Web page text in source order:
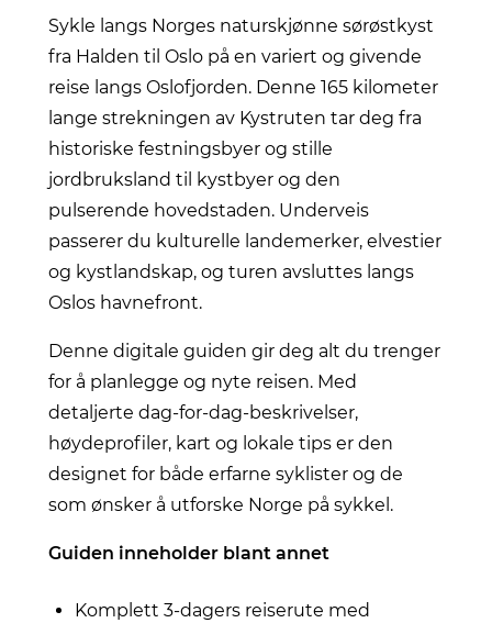
Sykle langs Norges naturskjønne sørøstkyst
fra Halden til Oslo på en variert og givende
reise langs Oslofjorden. Denne 165 kilometer
lange strekningen av Kystruten tar deg fra
historiske festningsbyer og stille
jordbruksland til kystbyer og den
pulserende hovedstaden. Underveis
passerer du kulturelle landemerker, elvestier
og kystlandskap, og turen avsluttes langs
Oslos havnefront.
Denne digitale guiden gir deg alt du trenger
for å planlegge og nyte reisen. Med
detaljerte dag-for-dag-beskrivelser,
høydeprofiler, kart og lokale tips er den
designet for både erfarne syklister og de
som ønsker å utforske Norge på sykkel.
Guiden inneholder blant annet
Komplett 3-dagers reiserute med